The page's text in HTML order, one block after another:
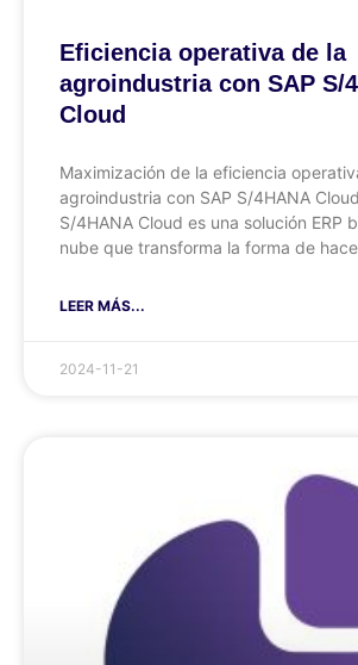
Eficiencia operativa de la
agroindustria con SAP S/
Cloud
Maximización de la eficiencia
agroindustria con SAP S/4HANA
S/4HANA Cloud es una solución ERP
nube que transforma la forma de
LEER MÁS...
2024-11-21